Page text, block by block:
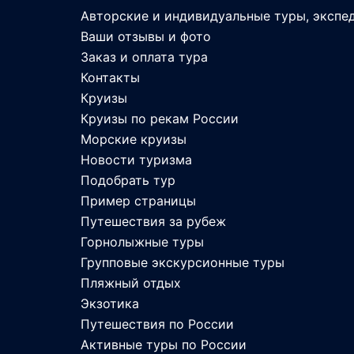
Авторские и индивидуальные туры,
Ваши отзывы и фото
Заказ и оплата тура
Контакты
Круизы
Круизы по рекам России
Морские круизы
Новости туризма
Подобрать тур
Пример страницы
Путешествия за рубеж
Горнолыжные туры
Групповые экскурсионные туры
Пляжный отдых
Экзотика
Путешествия по России
Активные туры по России